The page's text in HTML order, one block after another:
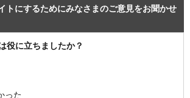
トにするためにみなさまのご意見をお聞かせ
役に立ちましたか？
った